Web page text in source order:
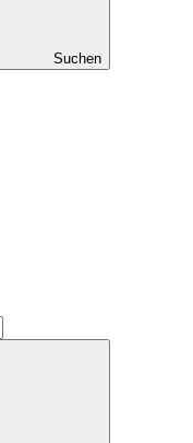
Suchen